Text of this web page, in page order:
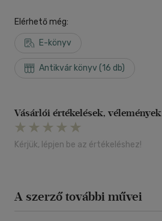
Elérhető még:
E-könyv
Antikvár könyv (16 db)
Vásárlói értékelések, vélemények
Kérjük, lépjen be az értékeléshez!
A szerző további művei